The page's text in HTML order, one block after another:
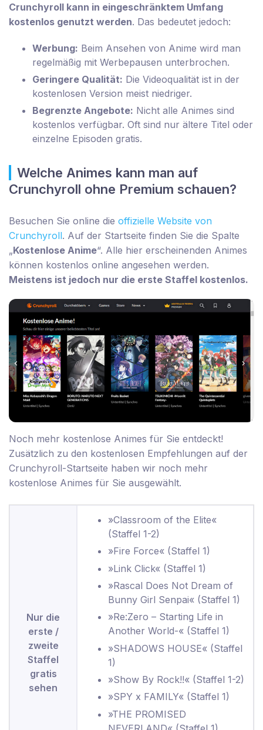
Crunchyroll kann in eingeschränktem Umfang
kostenlos genutzt werden. Das bedeutet jedoch:
Werbung: Beim Ansehen von Anime wird man
regelmäßig mit Werbepausen unterbrochen.
Geringere Qualität: Die Videoqualität ist in der
kostenlosen Version meist niedriger.
Begrenzte Angebote: Nicht alle Animes sind
kostenlos verfügbar. Oft sind nur ältere Titel oder
einzelne Episoden gratis.
Welche Animes kann man auf
Crunchyroll ohne Premium schauen?
Besuchen Sie online die offizielle Website von
Crunchyroll. Auf der Startseite finden Sie die Spalte
„Kostenlose Anime“. Alle hier erscheinenden Animes
können kostenlos online angesehen werden.
Meistens ist jedoch nur die erste Staffel kostenlos.
Noch mehr kostenlose Animes für Sie entdeckt!
Zusätzlich zu den kostenlosen Empfehlungen auf der
Crunchyroll-Startseite haben wir noch mehr
kostenlose Animes für Sie ausgewählt.
Nur die
erste /
zweite
Staffel
gratis
sehen
»Classroom of the Elite«
(Staffel 1-2)
»Fire Force« (Staffel 1)
»Link Click« (Staffel 1)
»Rascal Does Not Dream of
Bunny Girl Senpai« (Staffel 1)
»Re:Zero – Starting Life in
Another World-« (Staffel 1)
»SHADOWS HOUSE« (Staffel
1)
»Show By Rock!!« (Staffel 1-2)
»SPY x FAMILY« (Staffel 1)
»THE PROMISED